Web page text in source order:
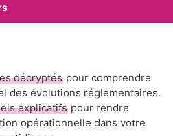
décryptés pour comprendre
des évolutions réglementaires.
explicatifs pour rendre
opérationnelle dans votre